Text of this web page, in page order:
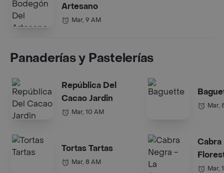
Artesano
Mar, 9 AM
Panaderías y Pastelerías
República Del
Cacao Jardin
Mar, 10 AM
Tortas Tartas
Mar, 8 AM
Mar,
Cabra
Mar,